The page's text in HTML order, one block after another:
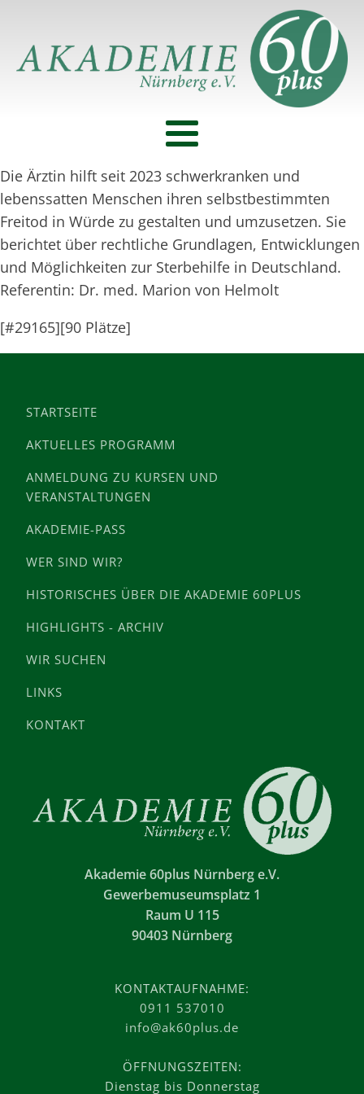
Die Ärztin hilft seit 2023 schwerkranken und
lebenssatten Menschen ihren selbstbestimmten
Freitod in Würde zu gestalten und umzusetzen. Sie
berichtet über rechtliche Grundlagen, Entwicklungen
und Möglichkeiten zur Sterbehilfe in Deutschland.
Referentin: Dr. med. Marion von Helmolt
[#29165][90 Plätze]
STARTSEITE
AKTUELLES PROGRAMM
ANMELDUNG ZU KURSEN UND
VERANSTALTUNGEN
AKADEMIE-PASS
WER SIND WIR?
HISTORISCHES ÜBER DIE AKADEMIE 60PLUS
HIGHLIGHTS - ARCHIV
WIR SUCHEN
LINKS
KONTAKT
Akademie 60plus Nürnberg e.V.
Gewerbemuseumsplatz 1
Raum U 115
90403 Nürnberg
KONTAKTAUFNAHME:
0911 537010
info@ak60plus.de
ÖFFNUNGSZEITEN:
Dienstag bis Donnerstag